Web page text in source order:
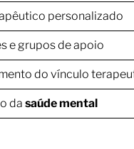
personalizado
e grupos de apoio
do vínculo
da saúde mental